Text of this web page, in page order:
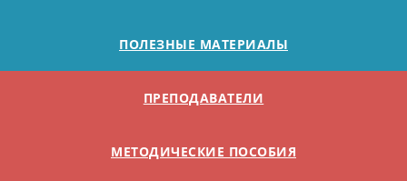
ПОЛЕЗНЫЕ МАТЕРИАЛЫ
ПРЕПОДАВАТЕЛИ
МЕТОДИЧЕСКИЕ ПОСОБИЯ